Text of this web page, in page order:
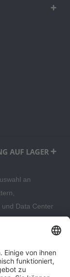
AUF LAGER
an
Data Center
die sichere
Sie bei uns